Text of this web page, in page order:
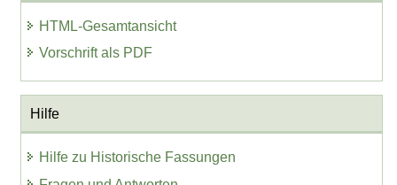
HTML-Gesamtansicht
Vorschrift als PDF
Hilfe
Hilfe zu Historische Fassungen